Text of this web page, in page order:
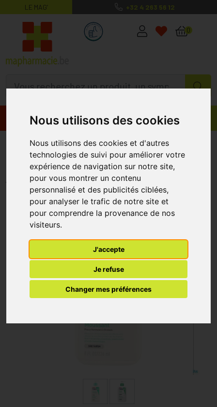
Nous utilisons des cookies
Nous utilisons des cookies et d'autres
technologies de suivi pour améliorer votre
expérience de navigation sur notre site,
pour vous montrer un contenu
personnalisé et des publicités ciblées,
pour analyser le trafic de notre site et
pour comprendre la provenance de nos
visiteurs.
J'accepte
Je refuse
Changer mes préférences
LE MAG’ +32 4 263 56 12
MaPharmacie.be ma santé, mes
0
Promos Produits
Cerave Gel Nettoyant Moussant
236ml
CERAVE
%